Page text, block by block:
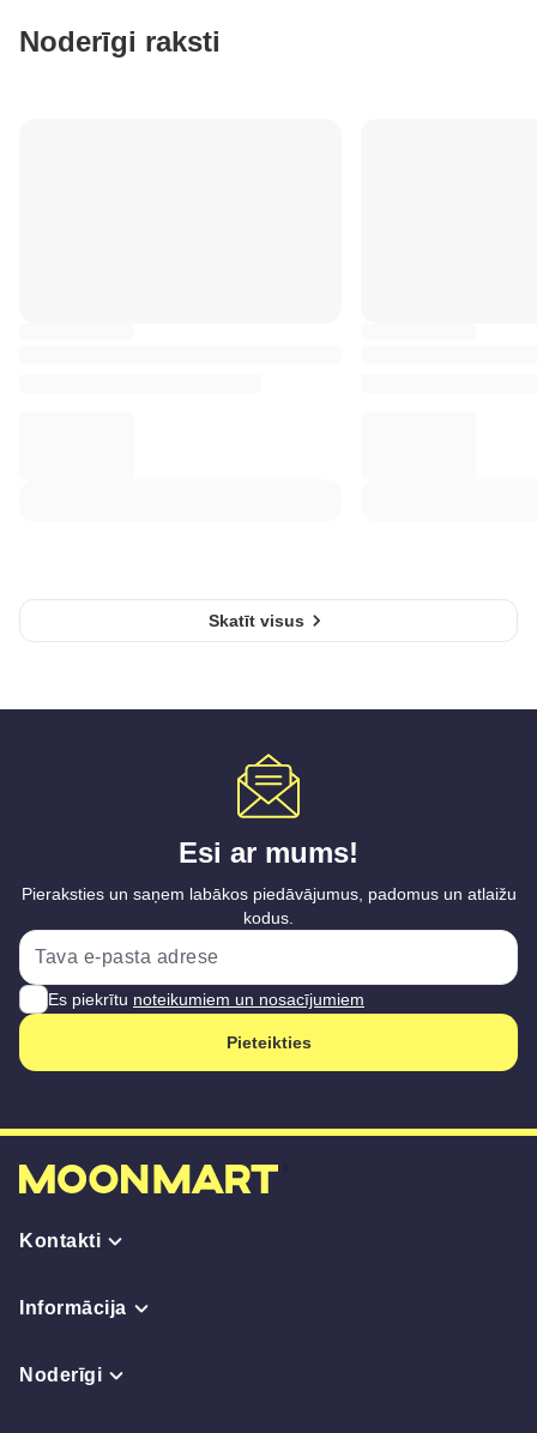
Noderīgi raksti
Skatīt visus
Esi ar mums!
Pieraksties un saņem labākos piedāvājumus, padomus un atlaižu
kodus.
Es piekrītu noteikumiem un nosacījumiem
Pieteikties
Kontakti
Informācija
Noderīgi